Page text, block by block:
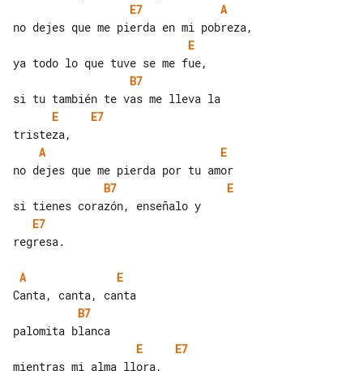
E7
A
E
B7
E
E7
A
E
B7
E
E7
regresa.
A
E
B7
E
E7